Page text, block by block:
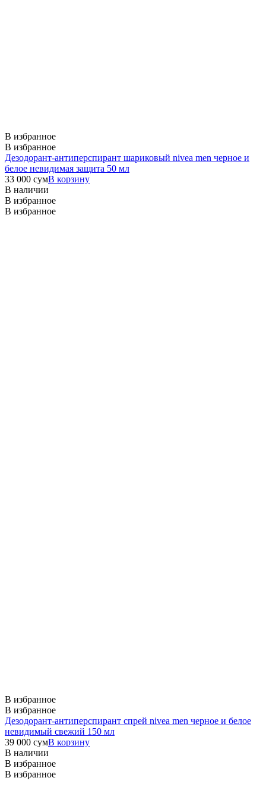
В избранное
В избранное
Дезодорант-антиперспирант шариковый nivea men черное и
белое невидимая защита 50 мл
33 000 сумВ корзину
В наличии
В избранное
В избранное
В избранное
В избранное
Дезодорант-антиперспирант спрей nivea men черное и белое
невидимый свежий 150 мл
39 000 сумВ корзину
В наличии
В избранное
В избранное